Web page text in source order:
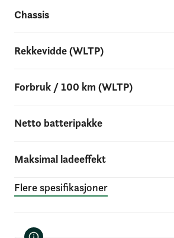
Chassis
Rekkevidde (WLTP)
Forbruk / 100 km (WLTP)
Netto batteripakke
Maksimal ladeeffekt
Flere spesifikasjoner